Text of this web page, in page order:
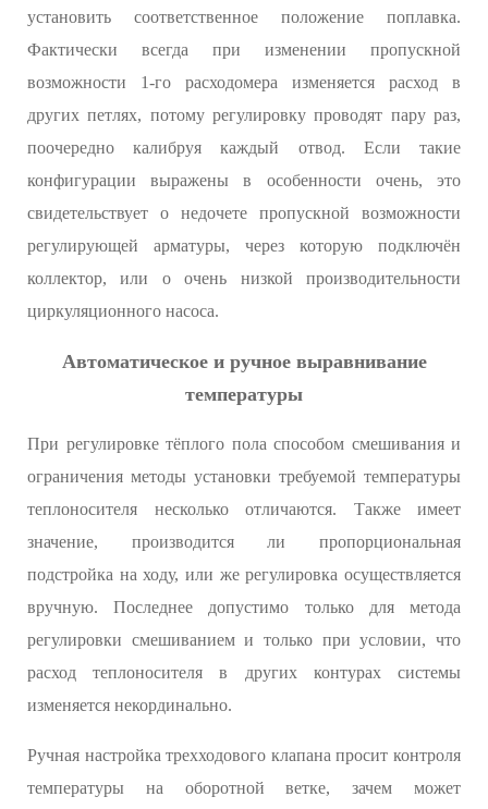
установить соответственное положение поплавка.
Фактически всегда при изменении пропускной
возможности 1-го расходомера изменяется расход в
других петлях, потому регулировку проводят пару раз,
поочередно калибруя каждый отвод. Если такие
конфигурации выражены в особенности очень, это
свидетельствует о недочете пропускной возможности
регулирующей арматуры, через которую подключён
коллектор, или о очень низкой производительности
циркуляционного насоса.
Автоматическое и ручное выравнивание
температуры
При регулировке тёплого пола способом смешивания и
ограничения методы установки требуемой температуры
теплоносителя несколько отличаются. Также имеет
значение, производится ли пропорциональная
подстройка на ходу, или же регулировка осуществляется
вручную. Последнее допустимо только для метода
регулировки смешиванием и только при условии, что
расход теплоносителя в других контурах системы
изменяется некординально.
Ручная настройка трехходового клапана просит контроля
температуры на оборотной ветке, зачем может